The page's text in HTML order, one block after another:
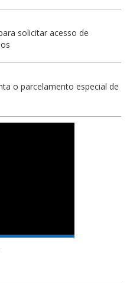
solicitar acesso de
o parcelamento especial de